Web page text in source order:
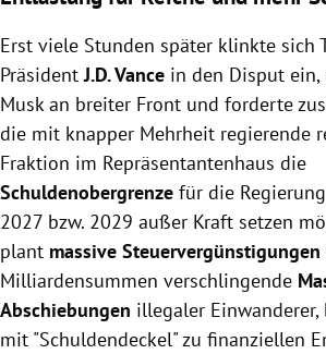
Erst viele Stunden später klinkte sich
PräsidentJ.D. Vance in den Disput
Musk an breiter Front und forderte
die mit knapper Mehrheit regierende
Fraktion im Repräsentantenhaus die
Schuldenobergrenze für die
2027 bzw. 2029 außer Kraft setzen
plant massive Steuervergünstigungen
Milliardensummen verschlingende
Abschiebungen illegaler
mit "Schuldendeckel" zu finanziellen